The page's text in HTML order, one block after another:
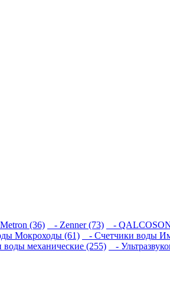
(36) - Zenner (73) -
Мокроходы (61) - Счетчики воды
механические (255) -